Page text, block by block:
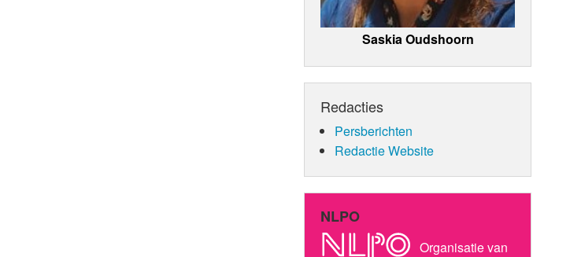
Saskia Oudshoorn
Redacties
Persberichten
Redactie Website
NLPO
Organisatie van